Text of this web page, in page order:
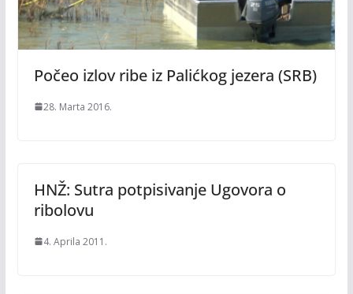
Počeo izlov ribe iz Palićkog jezera (SRB)
28. Marta 2016.
HNŽ: Sutra potpisivanje Ugovora o
ribolovu
4. Aprila 2011.